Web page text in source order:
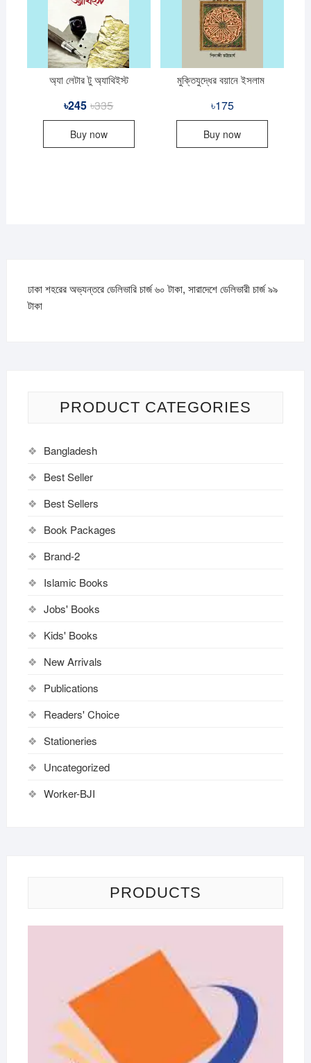
অ্যা লেটার টু অ্যাথিইস্ট
৳335Original
was:
৳245 Current
is:
Buy now
মুক্তিযুদ্ধের বয়ানে ইসলাম
৳175
Buy now
ঢাকা শহরের অভ্যন্তরে ডেলিভারি চার্জ ৬০ টাকা, সারাদেশে ডেলিভারী চার্জ ৯৯
টাকা
PRODUCT CATEGORIES
Bangladesh
Best Seller
Best Sellers
Book Packages
Brand-2
Islamic Books
Jobs' Books
Kids' Books
New Arrivals
Publications
Readers' Choice
Stationeries
Uncategorized
Worker-BJI
PRODUCTS